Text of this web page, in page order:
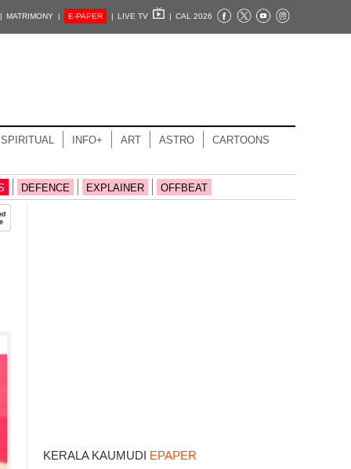
| MATRIMONY | E-PAPER | LIVE TV | CAL 2026
SPIRITUAL INFO+ ART ASTRO CARTOONS
DEFENCE EXPLAINER OFFBEAT
KERALA KAUMUDI EPAPER